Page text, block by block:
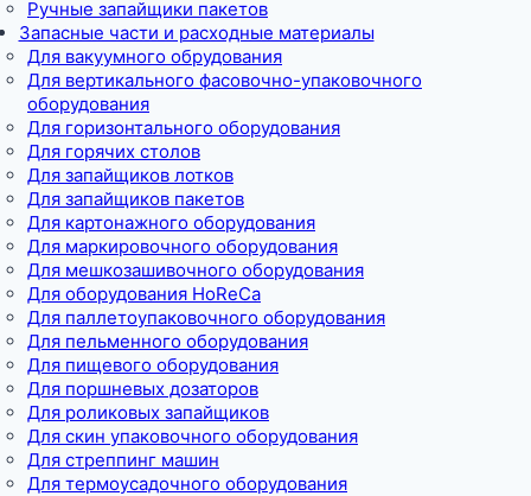
Ручные запайщики пакетов
Запасные части и расходные материалы
Для вакуумного обрудования
Для вертикального фасовочно-упаковочного
оборудования
Для горизонтального оборудования
Для горячих столов
Для запайщиков лотков
Для запайщиков пакетов
Для картонажного оборудования
Для маркировочного оборудования
Для мешкозашивочного оборудования
Для оборудования HoReCa
Для паллетоупаковочного оборудования
Для пельменного оборудования
Для пищевого оборудования
Для поршневых дозаторов
Для роликовых запайщиков
Для скин упаковочного оборудования
Для стреппинг машин
Для термоусадочного оборудования